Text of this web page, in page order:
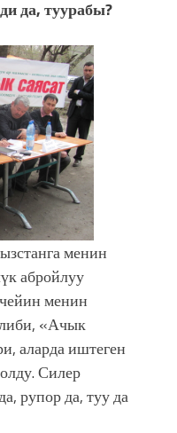
да, туурабы?
менин
абройлуу
менин
«Ачык
аларда иштеген
Силер
рупор да, туу да